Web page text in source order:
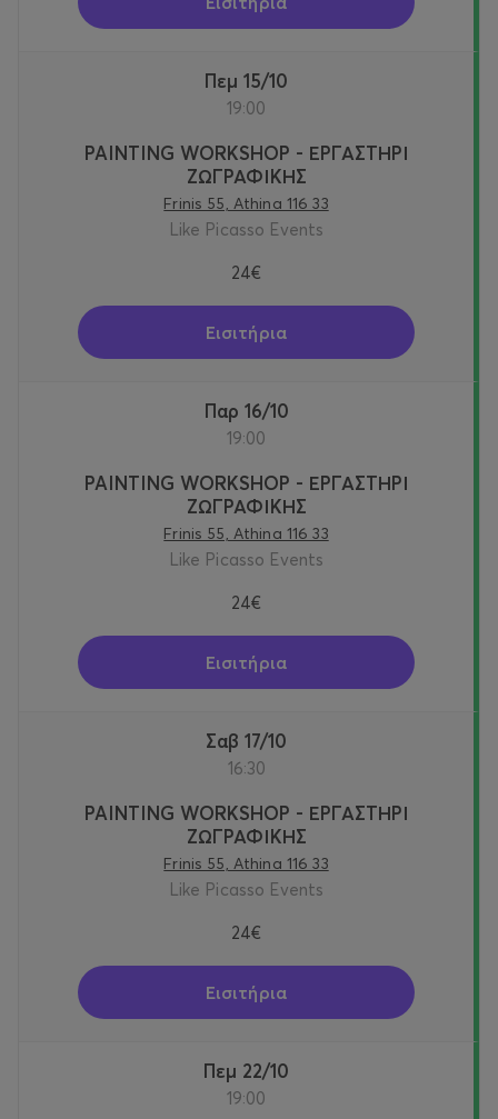
Πεμ 15/10
19:00
PAINTING WORKSHOP - ΕΡΓΑΣΤΗΡΙ
ΖΩΓΡΑΦΙΚΗΣ
Frinis 55, Athina 116 33
Like Picasso Events
24€
Εισιτήρια
Παρ 16/10
19:00
PAINTING WORKSHOP - ΕΡΓΑΣΤΗΡΙ
ΖΩΓΡΑΦΙΚΗΣ
Frinis 55, Athina 116 33
Like Picasso Events
24€
Εισιτήρια
Σαβ 17/10
16:30
PAINTING WORKSHOP - ΕΡΓΑΣΤΗΡΙ
ΖΩΓΡΑΦΙΚΗΣ
Frinis 55, Athina 116 33
Like Picasso Events
24€
Εισιτήρια
Πεμ 22/10
19:00